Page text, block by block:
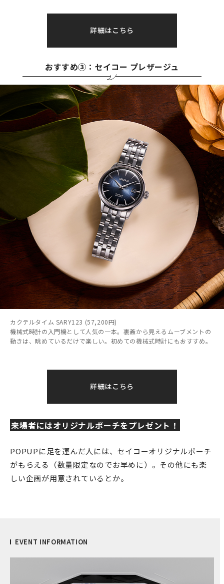
詳細はこちら
おすすめ③：セイコー プレザージュ
カクテルタイム SARY123 (57,200円)
機械式時計の入門機として人気の一本。裏蓋から見えるムーブメントの
動きは、眺めているだけで楽しい。初めての機械式時計にもおすすめ。
詳細はこちら
来場者にはオリジナルポーチをプレゼント！
POPUPに足を運んだ人には、セイコーオリジナルポーチ
がもらえる（数量限定なのでお早めに）。その他にも楽
しい企画が用意されているとか。
EVENT INFORMATION